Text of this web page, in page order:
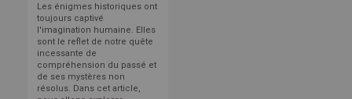
Les énigmes historiques ont
toujours captivé
l'imagination humaine. Elles
sont le reflet de notre quête
incessante de
compréhension du passé et
de ses mystères non
résolus. Dans cet article,